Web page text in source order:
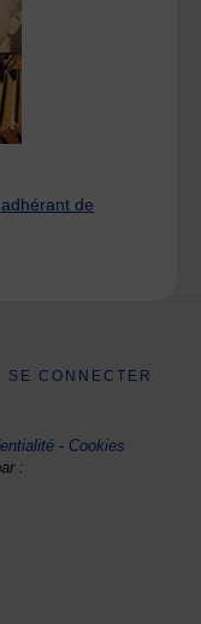
de
SE CONNECTER
- Cookies
: